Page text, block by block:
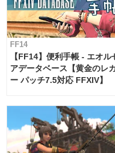
FF14
【FF14】便利手帳 - エオル
アデータベース【黄金のレ
ー パッチ7.5対応 FFXIV】